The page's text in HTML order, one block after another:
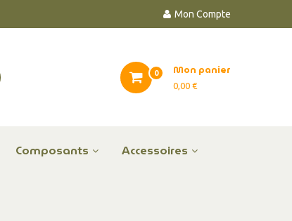
Mon Compte
Mon panier
0,00 €
0
Composants Accessoires